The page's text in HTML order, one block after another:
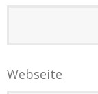
Webseite